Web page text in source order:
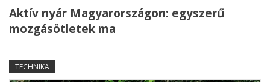
Aktív nyár Magyarországon: egyszerű
mozgásötletek ma
TECHNIKA